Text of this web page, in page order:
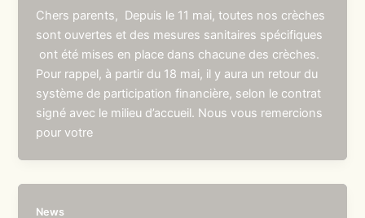
Chers parents, Depuis le 11 mai, toutes nos crèches
sont ouvertes et des mesures sanitaires spécifiques
ont été mises en place dans chacune des crèches.
Pour rappel, à partir du 18 mai, il y aura un retour du
système de participation financière, selon le contrat
signé avec le milieu d’accueil. Nous vous remercions
pour votre
News